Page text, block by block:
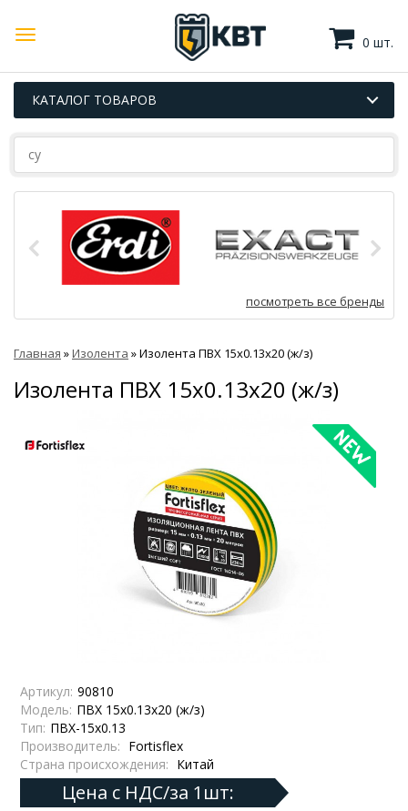
0 шт.
КАТАЛОГ ТОВАРОВ
посмотреть все бренды
Главная »Изолента »Изолента ПВХ 15x0.13х20 (ж/з)
Изолента ПВХ 15x0.13х20 (ж/з)
Артикул: 90810
Модель: ПВХ 15x0.13х20 (ж/з)
Тип: ПВХ-15х0.13
Производитель: Fortisflex
Страна происхождения: Китай
Цена с НДС/за 1шт: